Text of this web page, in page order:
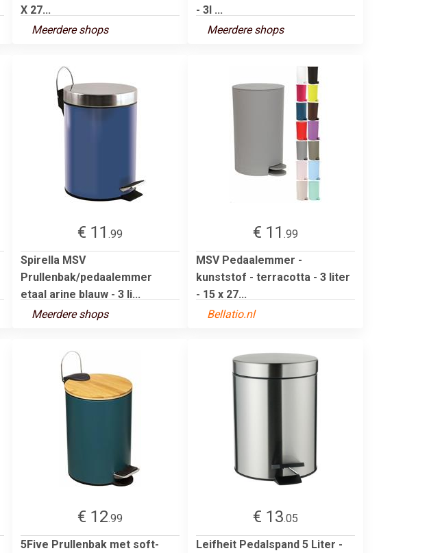
X 27...
Meerdere shops
- 3l ...
Meerdere shops
€ 11 .99
Spirella MSV
Prullenbak/pedaalemmer
etaal arine blauw - 3 li...
Meerdere shops
€ 11 .99
MSV Pedaalemmer -
kunststof - terracotta - 3 liter
- 15 x 27...
Bellatio.nl
€ 12.99
5Five Prullenbak met soft-
€ 13.05
Leifheit Pedalspand 5 Liter -